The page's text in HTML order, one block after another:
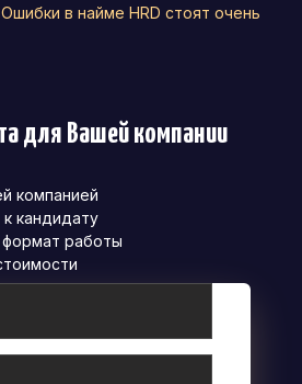
Ошибки в найме HRD стоят очень
для Вашей компании
компанией
кандидату
работы